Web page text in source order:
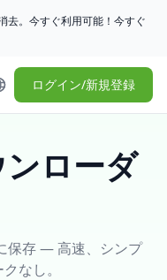
去。今すぐ利用可能！今すぐ
ログイン/新規登録
ローダ
保存 — 高速、シンプ
なし。